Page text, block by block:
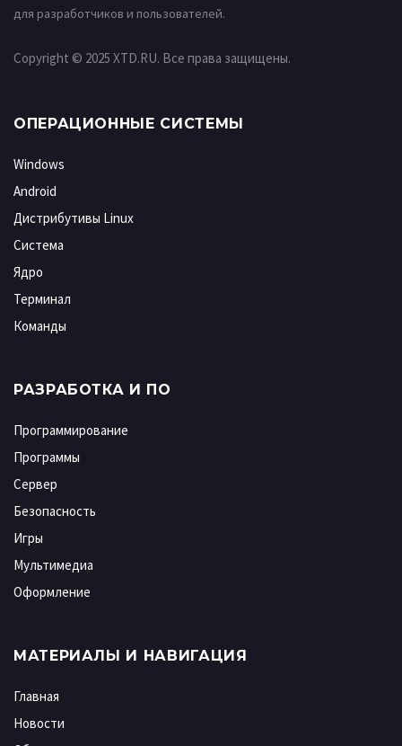
для разработчиков и пользователей.
Copyright © 2025 XTD.RU. Все права защищены.
ОПЕРАЦИОННЫЕ СИСТЕМЫ
Windows
Android
Дистрибутивы Linux
Система
Ядро
Терминал
Команды
РАЗРАБОТКА И ПО
Программирование
Программы
Сервер
Безопасность
Игры
Мультимедиа
Оформление
МАТЕРИАЛЫ И НАВИГАЦИЯ
Главная
Новости